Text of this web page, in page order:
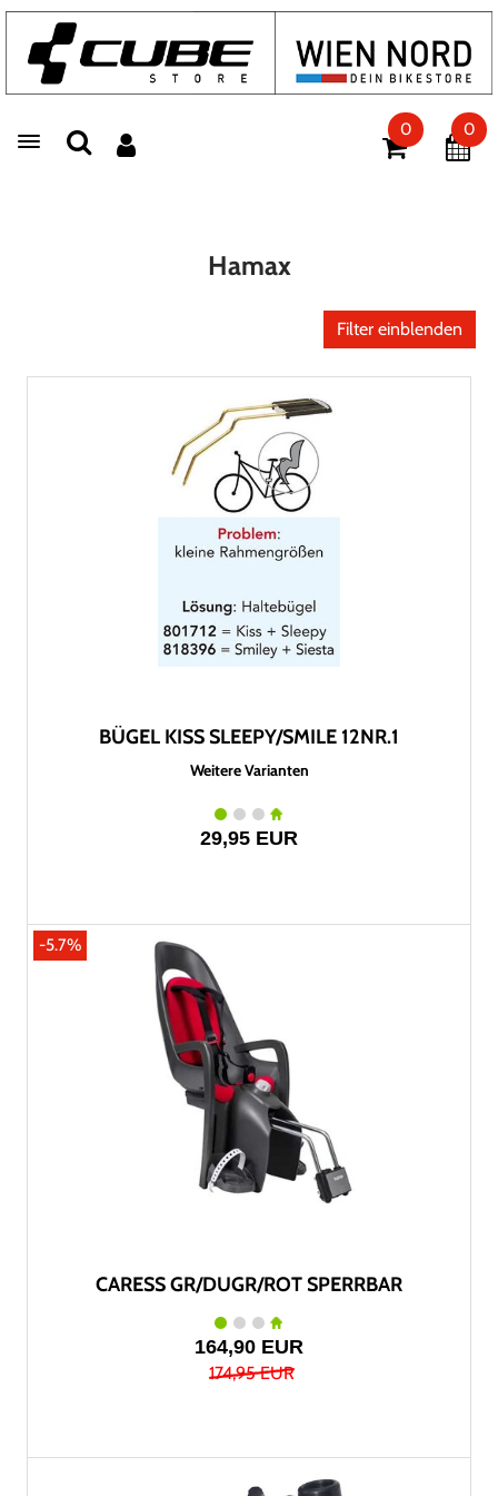
Toggle navigation
0 0
Hamax
Filter einblenden
BÜGEL KISS SLEEPY/SMILE 12NR.1
Weitere Varianten
29,95 EUR
-5.7%
CARESS GR/DUGR/ROT SPERRBAR
164,90 EUR
174,95 EUR